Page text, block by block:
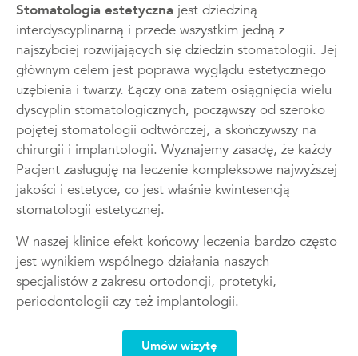
Stomatologia estetyczna jest dziedziną
interdyscyplinarną i przede wszystkim jedną z
najszybciej rozwijających się dziedzin stomatologii. Jej
głównym celem jest poprawa wyglądu estetycznego
uzębienia i twarzy. Łączy ona zatem osiągnięcia wielu
dyscyplin stomatologicznych, począwszy od szeroko
pojętej stomatologii odtwórczej, a skończywszy na
chirurgii i implantologii. Wyznajemy zasadę, że każdy
Pacjent zasługuję na leczenie kompleksowe najwyższej
jakości i estetyce, co jest właśnie kwintesencją
stomatologii estetycznej.
W naszej klinice efekt końcowy leczenia bardzo często
jest wynikiem wspólnego działania naszych
specjalistów z zakresu ortodoncji, protetyki,
periodontologii czy też implantologii.
Umów wizytę